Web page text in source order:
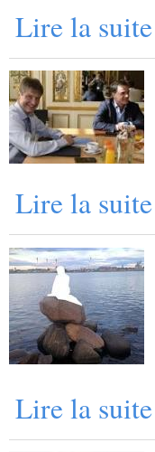
Lire la suite
Lire la suite
Lire la suite